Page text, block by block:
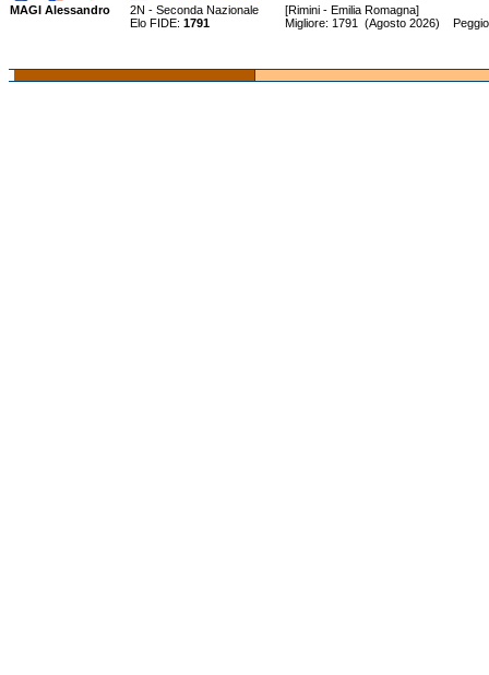
MAGI Alessandro
2N - Seconda Nazionale [Rimini - Emilia Romagna]
Elo FIDE: 1791 Migliore: 1791 (Agosto 2026)